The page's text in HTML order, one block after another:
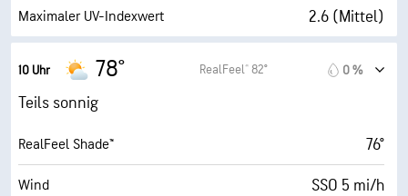
Sichtweite 10 mi
Maximaler UV-Indexwert 2.6 (Mittel)
Luftfeuch.
Taupunkt 50° F
AccuLumen Brightness Index™ 8 (Hell)
10 Uhr 78° RealFeel® 82° 0 %
Teils sonnig
RealFeel Shade™ 76°
Wind SSO 5 mi/h